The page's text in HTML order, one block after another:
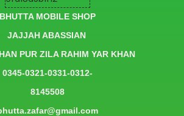
BHUTTA MOBILE SHOP
JAJJAH ABASSIAN
PUR ZILA RAHIM YAR KHAN
0345-0321-0331-0312-
8145508